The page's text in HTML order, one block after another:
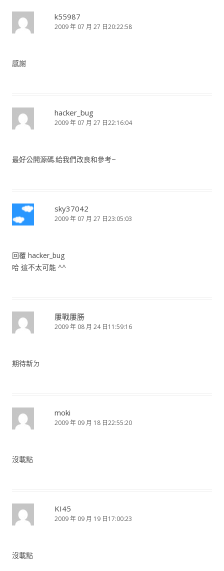
k55987
2009 年 07 月 27 日20:22:58
感謝
hacker_bug
2009 年 07 月 27 日22:16:04
最好公開源碼.給我們改良和參考~
sky37042
2009 年 07 月 27 日23:05:03
回覆 hacker_bug
哈 這不太可能 ^^
屢戰屢勝
2009 年 08 月 24 日11:59:16
期待新ㄉ
moki
2009 年 09 月 18 日22:55:20
沒載點
KI45
2009 年 09 月 19 日17:00:23
沒載點